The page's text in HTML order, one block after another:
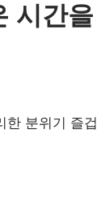
시간을
한 분위기 즐겁